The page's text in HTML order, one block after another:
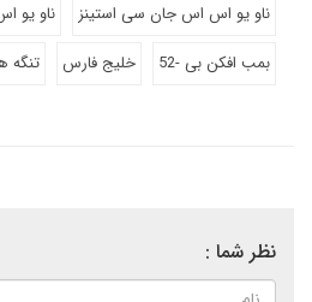
ناو یو اس اس جان سی استینز
ناو یو
بمب افکن بی -52
خلیج فارس تنگه
نظر شما :